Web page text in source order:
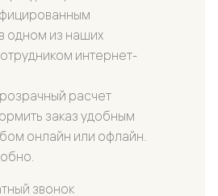
одном из наших
интернет-
расчет
заказ удобным
онлайн или офлайн.
звонок